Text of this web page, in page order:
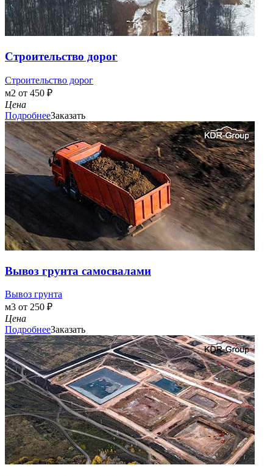
Строительство дорог
Строительство дорог
м2 от 450 ₽
Цена
ПодробнееЗаказать
Вывоз грунта самосвалами
Вывоз грунта
м3 от 250 ₽
Цена
ПодробнееЗаказать